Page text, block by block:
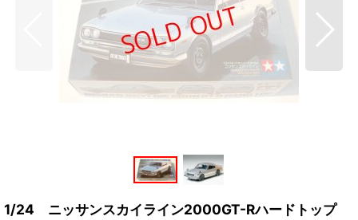
1/24 ニッサンスカイライン2000GT-Rハードトップ